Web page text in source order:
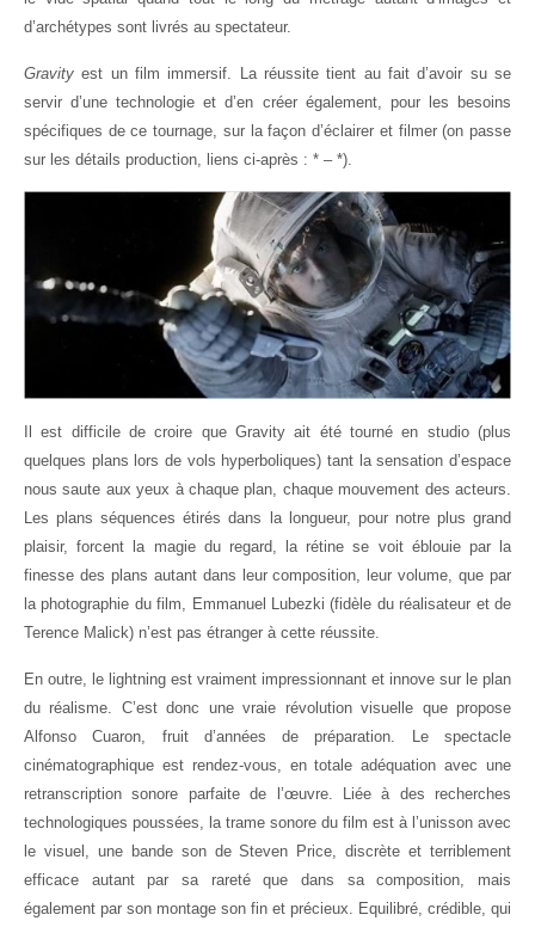
d’archétypes sont livrés au spectateur.
Gravity est un film immersif. La réussite tient au fait d’avoir su se
servir d’une technologie et d’en créer également, pour les besoins
spécifiques de ce tournage, sur la façon d’éclairer et filmer (on passe
sur les détails production, liens ci-après : * – *).
Il est difficile de croire que Gravity ait été tourné en studio (plus
quelques plans lors de vols hyperboliques) tant la sensation d’espace
nous saute aux yeux à chaque plan, chaque mouvement des acteurs.
Les plans séquences étirés dans la longueur, pour notre plus grand
plaisir, forcent la magie du regard, la rétine se voit éblouie par la
finesse des plans autant dans leur composition, leur volume, que par
la photographie du film, Emmanuel Lubezki (fidèle du réalisateur et de
Terence Malick) n’est pas étranger à cette réussite.
En outre, le lightning est vraiment impressionnant et innove sur le plan
du réalisme. C’est donc une vraie révolution visuelle que propose
Alfonso Cuaron, fruit d’années de préparation. Le spectacle
cinématographique est rendez-vous, en totale adéquation avec une
retranscription sonore parfaite de l’œuvre. Liée à des recherches
technologiques poussées, la trame sonore du film est à l’unisson avec
le visuel, une bande son de Steven Price, discrète et terriblement
efficace autant par sa rareté que dans sa composition, mais
également par son montage son fin et précieux. Equilibré, crédible, qui